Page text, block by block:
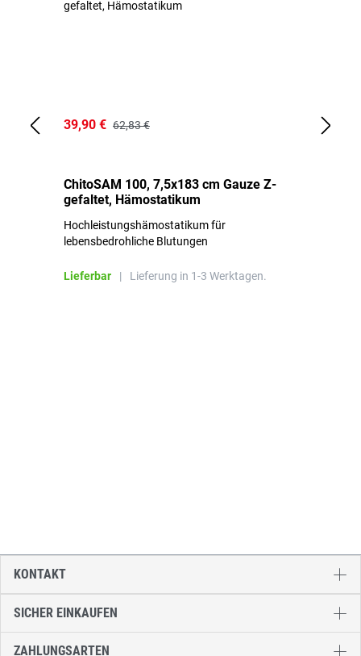
39,90 € 62,83 €
ChitoSAM 100, 7,5x183 cm Gauze Z-
gefaltet, Hämostatikum
Hochleistungshämostatikum für
lebensbedrohliche Blutungen
Lieferbar | Lieferung in 1-3 Werktagen.
SICHER EINKAUFEN
ZAHLUNGSARTEN
KONTAKT